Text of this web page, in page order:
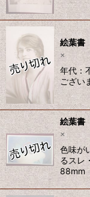
絵葉書
×
年代：
ござい
絵葉書
×
色味が
るスレ
88mm